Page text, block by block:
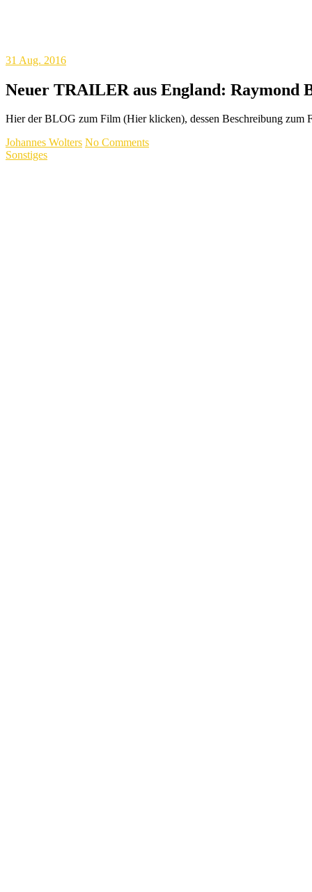
31 Aug. 2016
Neuer TRAILER aus England: Raymond
Hier der BLOG zum Film (Hier klicken), dessen Beschreibung
Johannes Wolters No Comments
Sonstiges